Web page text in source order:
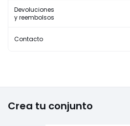
Devoluciones
y reembolsos
Contacto
Crea tu conjunto